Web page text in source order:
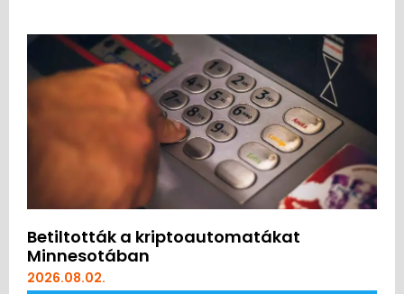
Betiltották a kriptoautomatákat
Minnesotában
2026.08.02.